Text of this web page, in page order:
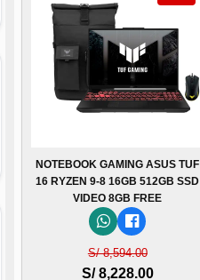
NOTEBOOK GAMING ASUS TUF
16 RYZEN 9-8 16GB 512GB SSD
VIDEO 8GB FREE
S/ 8,594.00
S/ 8,228.00